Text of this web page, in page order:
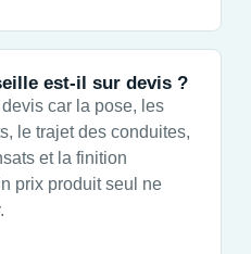
est-il sur devis ?
car la pose, les
le trajet des conduites,
et la finition
prix produit seul ne